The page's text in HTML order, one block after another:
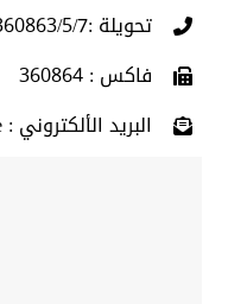
تحويلة :360863/5/7 (009675)
فاكس : 360864
البريد الألكتروني : info@hu.edu.ye